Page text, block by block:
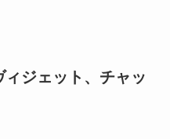
ジェット、チャッ